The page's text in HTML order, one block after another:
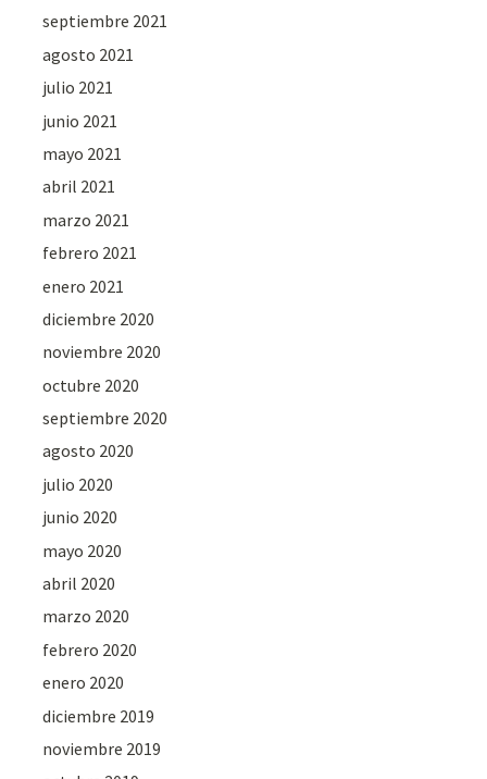
septiembre 2021
agosto 2021
julio 2021
junio 2021
mayo 2021
abril 2021
marzo 2021
febrero 2021
enero 2021
diciembre 2020
noviembre 2020
octubre 2020
septiembre 2020
agosto 2020
julio 2020
junio 2020
mayo 2020
abril 2020
marzo 2020
febrero 2020
enero 2020
diciembre 2019
noviembre 2019